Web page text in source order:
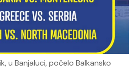
u Banjaluci, počelo Balkansko